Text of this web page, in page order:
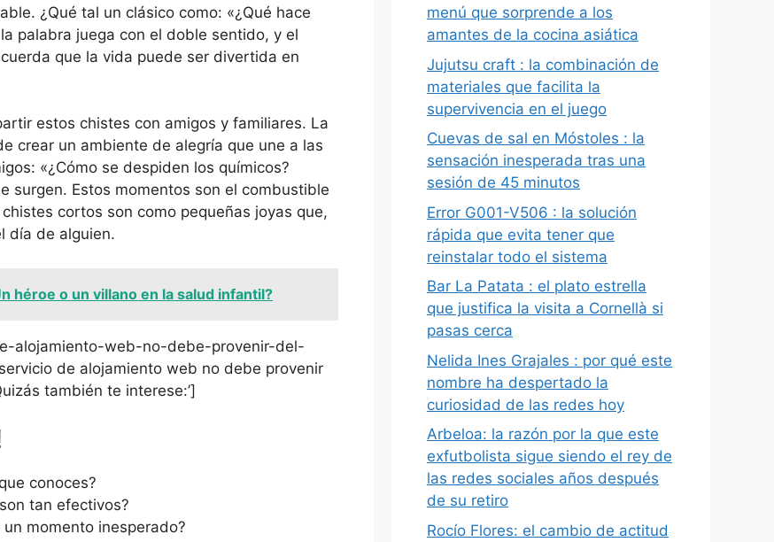
¿Qué tal un clásico como: «¿Qué hace
palabra juega con el doble sentido, y el
que la vida puede ser divertida en
estos chistes con amigos y familiares. La
crear un ambiente de alegría que une a las
«¿Cómo se despiden los químicos?
surgen. Estos momentos son el combustible
cortos son como pequeñas joyas que,
día de alguien.
héroe o un villano en la salud infantil?
alojamiento-web-no-debe-provenir-del-
de alojamiento web no debe provenir
también te interese:’]
conoces?
tan efectivos?
momento inesperado?
menú que sorprende a los
amantes de la cocina asiática
Jujutsu craft : la combinación de
materiales que facilita la
supervivencia en el juego
Cuevas de sal en Móstoles : la
sensación inesperada tras una
sesión de 45 minutos
Error G001-V506 : la solución
rápida que evita tener que
reinstalar todo el sistema
Bar La Patata : el plato estrella
que justifica la visita a Cornellà si
pasas cerca
Nelida Ines Grajales : por qué este
nombre ha despertado la
curiosidad de las redes hoy
Arbeloa: la razón por la que este
exfutbolista sigue siendo el rey de
las redes sociales años después
de su retiro
Rocío Flores: el cambio de actitud